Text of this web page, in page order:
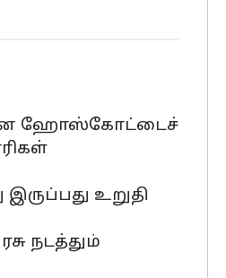
ஹோஸ்கோட்டைச்
உறுதி
நடத்தும்